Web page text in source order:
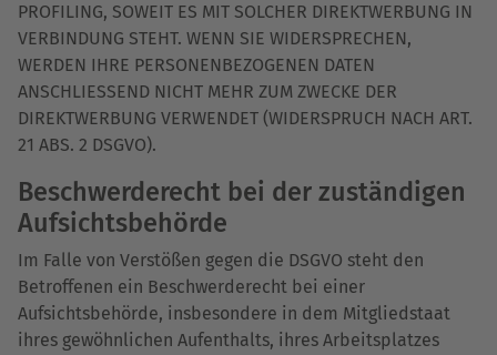
PROFILING, SOWEIT ES MIT SOLCHER DIREKTWERBUNG IN
VERBINDUNG STEHT. WENN SIE WIDERSPRECHEN,
WERDEN IHRE PERSONENBEZOGENEN DATEN
ANSCHLIESSEND NICHT MEHR ZUM ZWECKE DER
DIREKTWERBUNG VERWENDET (WIDERSPRUCH NACH ART.
21 ABS. 2 DSGVO).
Beschwerde­recht bei der zuständigen
Aufsichts­behörde
Im Falle von Verstößen gegen die DSGVO steht den
Betroffenen ein Beschwerderecht bei einer
Aufsichtsbehörde, insbesondere in dem Mitgliedstaat
ihres gewöhnlichen Aufenthalts, ihres Arbeitsplatzes